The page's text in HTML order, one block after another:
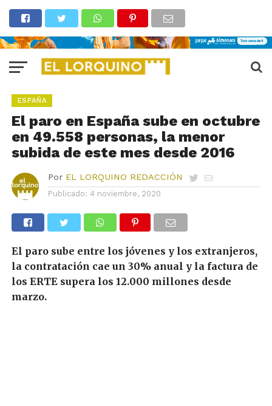
ESPAÑA
El paro en España sube en octubre
en 49.558 personas, la menor
subida de este mes desde 2016
Por EL LORQUINO REDACCIÓN
Publicado: 4 noviembre, 2020
El paro sube entre los jóvenes y los extranjeros,
la contratación cae un 30% anual y la factura de
los ERTE supera los 12.000 millones desde
marzo.